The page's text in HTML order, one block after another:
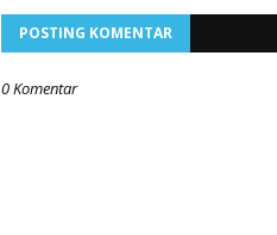
POSTING KOMENTAR
0 Komentar